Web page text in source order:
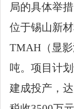
局的具体举
位于锡山新
TMAH （显
吨。项目计
建成投产，